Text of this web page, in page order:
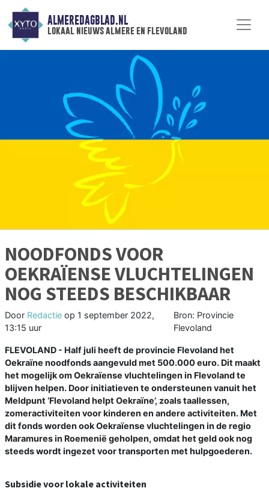
ALMEREDAGBLAD.NL
lokaal nieuws almere en flevoland
NOODFONDS VOOR
OEKRAÏENSE VLUCHTELINGEN
NOG STEEDS BESCHIKBAAR
Door Redactie op 1 september 2022,
13:15 uur
Bron: Provincie
Flevoland
FLEVOLAND - Half juli heeft de provincie Flevoland het
Oekraïne noodfonds aangevuld met 500.000 euro. Dit maakt
het mogelijk om Oekraïense vluchtelingen in Flevoland te
blijven helpen. Door initiatieven te ondersteunen vanuit het
Meldpunt ‘Flevoland helpt Oekraïne’, zoals taallessen,
zomeractiviteiten voor kinderen en andere activiteiten. Met
dit fonds worden ook Oekraïense vluchtelingen in de regio
Maramures in Roemenië geholpen, omdat het geld ook nog
steeds wordt ingezet voor transporten met hulpgoederen.
Subsidie voor lokale activiteiten